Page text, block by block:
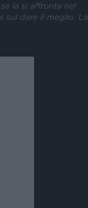
la si affronta nel
sul dare il meglio. La